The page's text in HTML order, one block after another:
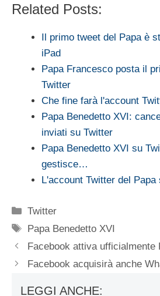
Related Posts:
Il primo tweet del Papa è
iPad
Papa Francesco posta il
Twitter
Che fine farà l'account
Papa Benedetto XVI:
inviati su Twitter
Papa Benedetto XVI su
gestisce…
L'account Twitter del
Categorie
Twitter
Tag
Papa Benedetto XVI
Facebook attiva ufficialmente
Facebook acquisirà anche
LEGGI ANCHE: